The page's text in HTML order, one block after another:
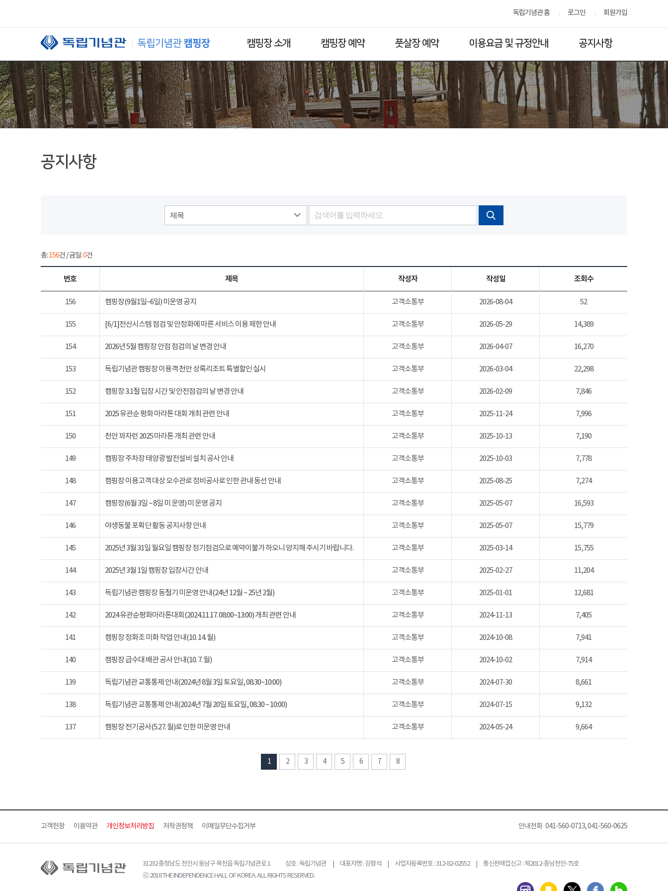
독립기념관 홈 로그인 회원가입
캠핑장 소개 캠핑장 예약 풋살장 예약 이용요금 및 규정안내 공지사항
공지사항
제목
총:156건 / 금일:0건
번호 제목 작성자 작성일 조회수
156 캠핑장(9월1일~6일) 미운영 공지 고객소통부 2026-08-04 52
155 [6/1]전산시스템 점검 및 안정화에 따른 서비스 이용 제한 안내 고객소통부 2026-05-29 14,389
154 2026년 5월 캠핑장 안점 점검의 날 변경 안내 고객소통부 2026-04-07 16,270
153 독립기념관 캠핑장 이용객 천안 상록리조트 특별할인 실시 고객소통부 2026-03-04 22,298
152 캠핑장 3.1절 입장 시간 및 안전점검의 날 변경 안내 고객소통부 2026-02-09 7,846
151 2025 유관순 평화 마라톤 대회 개최 관련 안내 고객소통부 2025-11-24 7,996
150 천안 꽈자런 2025 마라톤 개최 관련 안내 고객소통부 2025-10-13 7,190
149 캠핑장 주차장 태양광 발전설비 설치 공사 안내 고객소통부 2025-10-03 7,778
148 캠핑장 이용고객 대상 오수관로 정비공사로 인한 관내 동선 안내 고객소통부 2025-08-25 7,274
147 캠핑장(6월 3일 ~ 8일 미 운영) 미 운영 공지 고객소통부 2025-05-07 16,593
146 야생동물 포획단 활동 공지사항 안내 고객소통부 2025-05-07 15,779
145 2025년 3월 31일 월요일 캠핑장 정기점검으로 예약이불가 하오니 양지해 주시기 바랍니다. 고객소통부 2025-03-14 15,755
144 2025년 3월 1일 캠핑장 입장시간 안내 고객소통부 2025-02-27 11,204
143 독립기념관 캠핑장 동절기 미운영 안내(24년 12월 ~ 25년 2월) 고객소통부 2025-01-01 12,681
142 2024 유관순평화마라톤대회(2024.11.17. 08:00~13:00) 개최 관련 안내 고객소통부 2024-11-13 7,405
141 캠핑장 정화조 미화 작업 안내(10. 14. 월) 고객소통부 2024-10-08 7,941
140 캠핑장 급수대 배관 공사 안내(10. 7. 월) 고객소통부 2024-10-02 7,914
139 독립기념관 교통통제 안내(2024년 8월 3일 토요일, 08:30~10:00) 고객소통부 2024-07-30 8,661
138 독립기념관 교통통제 안내(2024년 7월 20일 토요일, 08:30 ~ 10:00) 고객소통부 2024-07-15 9,132
137 캠핑장 전기공사(5.27. 월)로 인한 미운영 안내 고객소통부 2024-05-24 9,664
1 2 3 4 5 6 7 8
고객헌장 이용약관 개인정보처리방침 저작권정책 이메일무단수집거부 안내전화 041-560-0713, 041-560-0625
31232 충청남도 천안시 동남구 목천읍 독립기념관로 1
상호 : 독립기념관 | 대표자명 : 김형석 | 사업자등록번호 : 312-82-02552 | 통신판매업신고 : 제2012-충남천안-75호
ⓒ 2018 THE INDEPENDENCE HALL OF KOREA. ALL RIGHTS RESERVED.